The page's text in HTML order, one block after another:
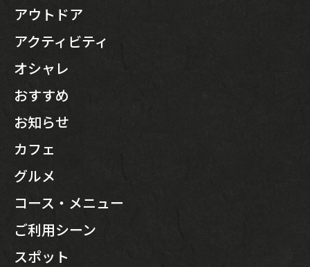
アウトドア
アクティビティ
オシャレ
おすすめ
お知らせ
カフェ
グルメ
コース・メニュー
ご利用シーン
スポット